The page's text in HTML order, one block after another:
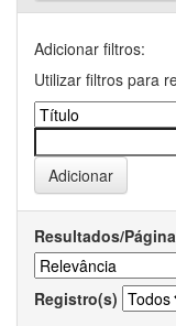
Adicionar filtros:
Utilizar filtros para
Resultados/Página
Registro(s)